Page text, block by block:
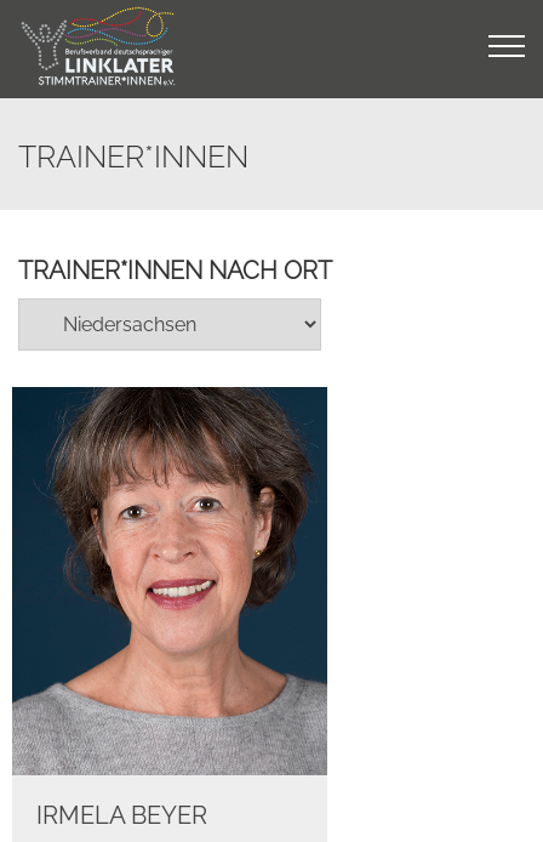
content
TRAINER*INNEN
TRAINER*INNEN NACH ORT
IRMELA BEYER